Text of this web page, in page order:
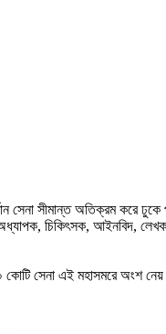
সেনা সীমান্ত অতিক্রম করে ঢুকে
চিকিৎসক, আইনবিদ,
কোটি সেনা এই মহাসমরে অংশ